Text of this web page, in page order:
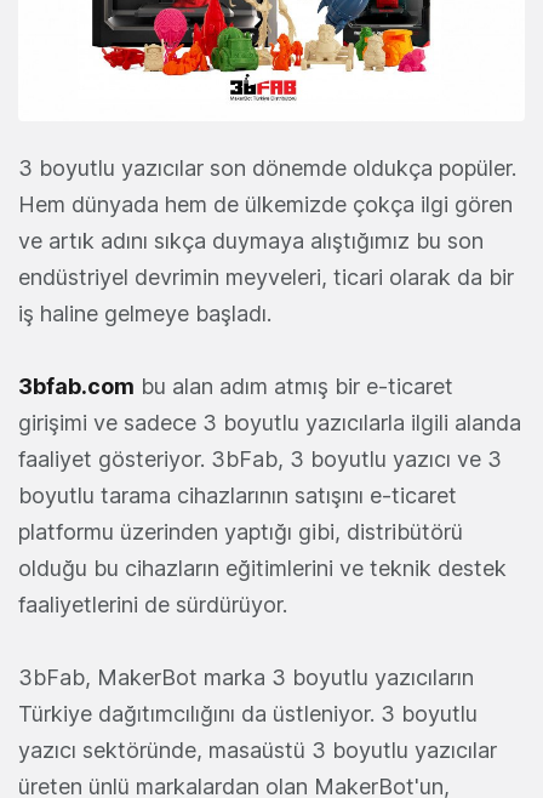
3 boyutlu yazıcılar son dönemde oldukça popüler.
Hem dünyada hem de ülkemizde çokça ilgi gören
ve artık adını sıkça duymaya alıştığımız bu son
endüstriyel devrimin meyveleri, ticari olarak da bir
iş haline gelmeye başladı.
3bfab.com bu alan adım atmış bir e-ticaret
girişimi ve sadece 3 boyutlu yazıcılarla ilgili alanda
faaliyet gösteriyor. 3bFab, 3 boyutlu yazıcı ve 3
boyutlu tarama cihazlarının satışını e-ticaret
platformu üzerinden yaptığı gibi, distribütörü
olduğu bu cihazların eğitimlerini ve teknik destek
faaliyetlerini de sürdürüyor.
3bFab, MakerBot marka 3 boyutlu yazıcıların
Türkiye dağıtımcılığını da üstleniyor. 3 boyutlu
yazıcı sektöründe, masaüstü 3 boyutlu yazıcılar
üreten ünlü markalardan olan MakerBot'un,